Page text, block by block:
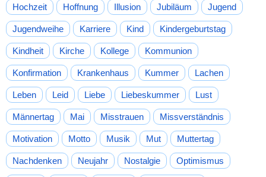
Hochzeit Hoffnung Illusion Jubiläum Jugend
Jugendweihe Karriere Kind Kindergeburtstag
Kindheit Kirche Kollege Kommunion
Konfirmation Krankenhaus Kummer Lachen
Leben Leid Liebe Liebeskummer Lust
Männertag Mai Misstrauen Missverständnis
Motivation Motto Musik Mut Muttertag
Nachdenken Neujahr Nostalgie Optimismus